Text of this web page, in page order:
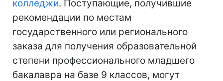
колледжи. Поступающие, получившие
рекомендации по местам
государственного или регионального
заказа для получения образовательной
степени профессионального младшего
бакалавра на базе 9 классов, могут